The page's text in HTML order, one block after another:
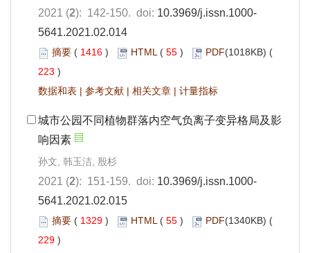
2021 (2): 142-150. doi: 10.3969/j.issn.1000-
5641.2021.02.014
摘要 ( 1416 ) HTML( 55 ) PDF(1018KB) (
223 )
数据和表 | 参考文献 | 相关文章 | 计量指标
城市公园不同植物群落内空气负离子变异格局及影
响因素
孙文, 韩玉洁, 殷杉
2021 (2): 151-159. doi: 10.3969/j.issn.1000-
5641.2021.02.015
摘要 ( 1329 ) HTML( 55 ) PDF(1340KB) (
229 )